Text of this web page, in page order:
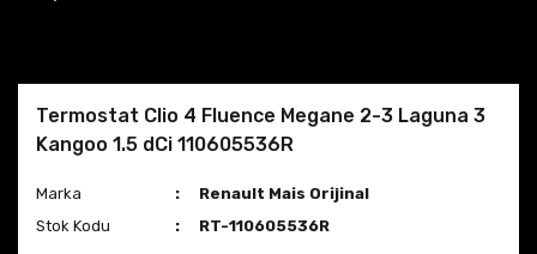
Termostat Clio 4 Fluence Megane 2-3 Laguna 3
Kangoo 1.5 dCi 110605536R
Marka
Renault Mais Orijinal
Stok Kodu
RT-110605536R